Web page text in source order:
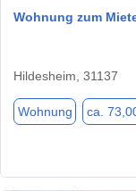
Wohnung zum
Hildesheim, 31137
Wohnung ca.